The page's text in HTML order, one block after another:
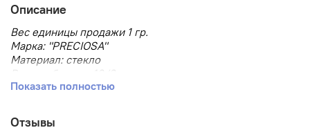
Описание
Вес единицы продажи 1 гр.
Марка: "PRECIOSA"
Материал: стекло
Размер бисера: 10/0
Размер, мм: 2.3
Тип упаковки: в пакете
Форма бисера: круглый
Показать полностью
Отзывы